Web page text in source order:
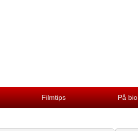
Filmtips På bio